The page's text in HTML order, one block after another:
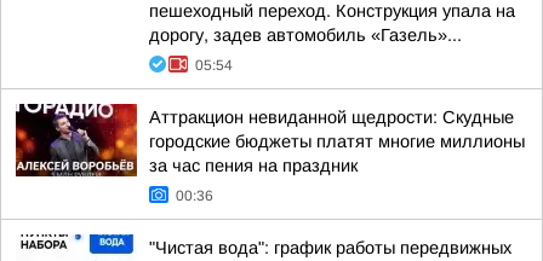
пешеходный переход. Конструкция упала на
дорогу, задев автомобиль «Газель»...
05:54
Аттракцион невиданной щедрости: Скудные
городские бюджеты платят многие миллионы
за час пения на праздник
00:36
"Чистая вода": график работы передвижных